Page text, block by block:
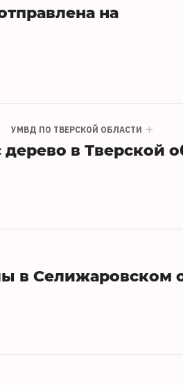
на
УМВД ПО ТВЕРСКОЙ ОБЛАСТИ
в Тверской
в Селижаровском